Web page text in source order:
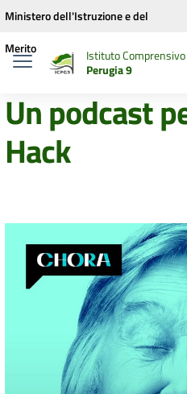
Vai ai contenuti
Vai al menu di navigazione
Vai al footer
Ministero dell'Istruzione e del
Merito
Istituto Comprensivo
Perugia 9
Un podcast
Hack